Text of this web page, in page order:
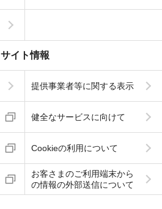
サイト情報
提供事業者等に関する表示
健全なサービスに向けて
Cookieの利用について
お客さまのご利用端末から
の情報の外部送信について